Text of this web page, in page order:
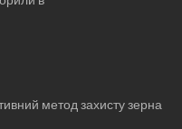
метод захисту зерна